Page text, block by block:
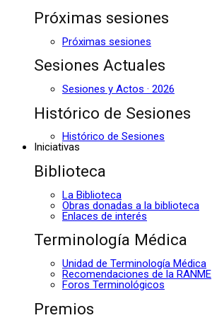
Próximas sesiones
Próximas sesiones
Sesiones Actuales
Sesiones y Actos · 2026
Histórico de Sesiones
Histórico de Sesiones
Iniciativas
Biblioteca
La Biblioteca
Obras donadas a la biblioteca
Enlaces de interés
Terminología Médica
Unidad de Terminología Médica
Recomendaciones de la RANME
Foros Terminológicos
Premios